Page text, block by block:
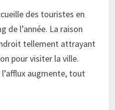
des touristes en
de l’année. La raison
tellement attrayant
pour visiter la ville.
augmente, tout